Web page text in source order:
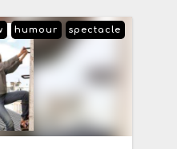
spectacle
humour